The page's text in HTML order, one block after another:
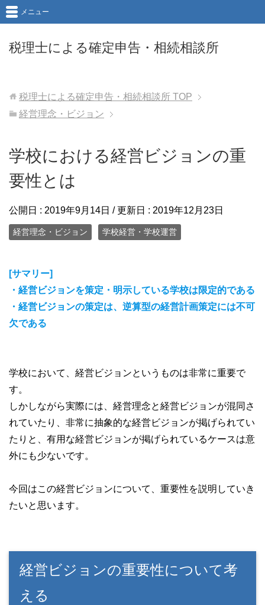
税理士による確定申告・相続相談所
メニュー
税理士による確定申告・相続相談所 TOP
経営理念・ビジョン
学校における経営ビジョンの重
要性とは
公開日 : 2019年9月14日 / 更新日 : 2019年12月23日
経営理念・ビジョン 学校経営・学校運営
[サマリー]
・経営ビジョンを策定・明示している学校は限定的である
・経営ビジョンの策定は、逆算型の経営計画策定には不可
欠である
学校において、経営ビジョンというものは非常に重要で
す。
しかしながら実際には、経営理念と経営ビジョンが混同さ
れていたり、非常に抽象的な経営ビジョンが掲げられてい
たりと、有用な経営ビジョンが掲げられているケースは意
外にも少ないです。
今回はこの経営ビジョンについて、重要性を説明していき
たいと思います。
経営ビジョンの重要性について考
える